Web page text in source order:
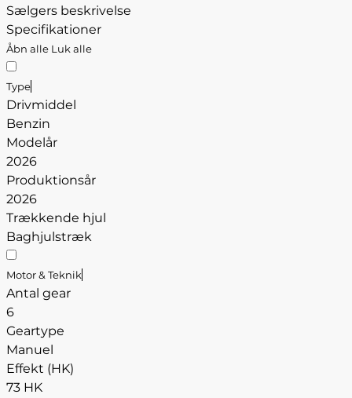
Sælgers beskrivelse
Specifikationer
Åbn alle Luk alle
Type
Drivmiddel
Benzin
Modelår
2026
Produktionsår
2026
Trækkende hjul
Baghjulstræk
Motor & Teknik
Antal gear
6
Geartype
Manuel
Effekt (HK)
73 HK